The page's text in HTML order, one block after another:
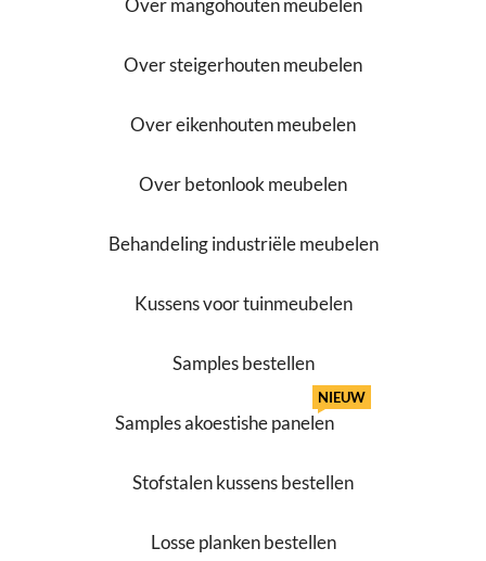
Over steigerhouten meubelen
Over eikenhouten meubelen
Over betonlook meubelen
Behandeling industriële meubelen
Kussens voor tuinmeubelen
Samples bestellen
Samples akoestishe panelen
NIEUW
Stofstalen kussens bestellen
Losse planken bestellen